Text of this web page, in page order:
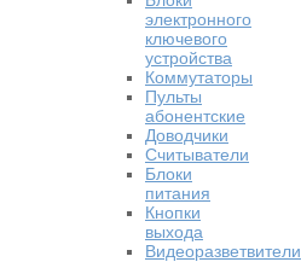
электронного
ключевого
устройства
Коммутаторы
Пульты
абонентские
Доводчики
Считыватели
Блоки
питания
Кнопки
выхода
Видеоразветвители